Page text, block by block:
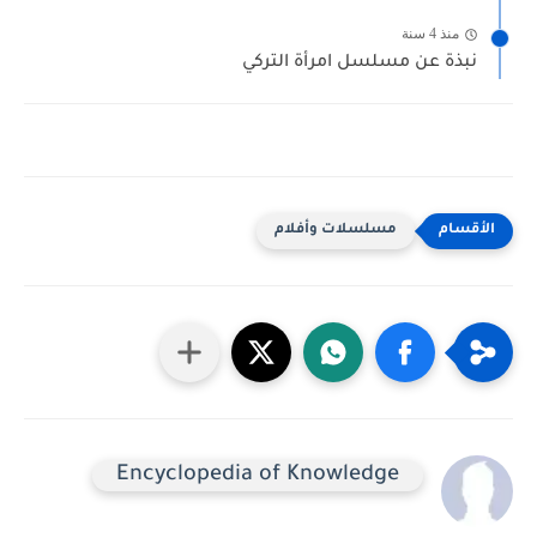
منذ 4 سنة
نبذة عن مسلسل امرأة التركي
مسلسلات وأفلام
Encyclopedia of Knowledge